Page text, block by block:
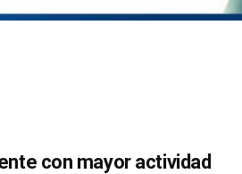
con mayor actividad